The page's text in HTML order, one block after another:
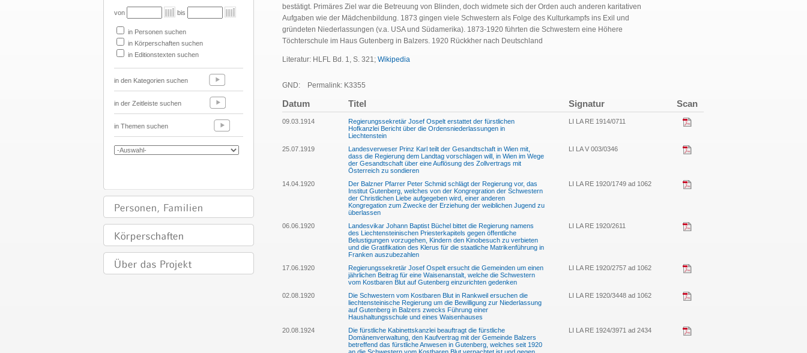
von bis
in Personen suchen
in Körperschaften suchen
in Editionstexten suchen
in den Kategorien suchen
in der Zeitleiste suchen
in Themen suchen
bestätigt. Primäres Ziel war die Betreuung von Blinden, doch widmete sich der Orden auch anderen karitativen
Aufgaben wie der Mädchenbildung. 1873 gingen viele Schwestern als Folge des Kulturkampfs ins Exil und
gründeten Niederlassungen (v.a. USA und Südamerika). 1873-1920 führten die Schwestern eine Höhere
Töchterschule im Haus Gutenberg in Balzers. 1920 Rückkher nach Deutschland
Literatur: HLFL Bd. 1, S. 321; Wikipedia
GND: Permalink: K3355
Datum Titel Signatur Scan
09.03.1914
Regierungssekretär Josef Ospelt erstattet der fürstlichen
Hofkanzlei Bericht über die Ordensniederlassungen in
Liechtenstein
LI LA RE 1914/0711
25.07.1919
Landesverweser Prinz Karl teilt der Gesandtschaft in Wien mit,
dass die Regierung dem Landtag vorschlagen will, in Wien im Wege
der Gesandtschaft über eine Auflösung des Zollvertrags mit
Österreich zu sondieren
LI LA V 003/0346
14.04.1920
Der Balzner Pfarrer Peter Schmid schlägt der Regierung vor, das
Institut Gutenberg, welches von der Kongregration der Schwestern
der Christlichen Liebe aufgegeben wird, einer anderen
Kongregation zum Zwecke der Erziehung der weiblichen Jugend zu
überlassen
LI LA RE 1920/1749 ad 1062
06.06.1920
Landesvikar Johann Baptist Büchel bittet die Regierung namens
des Liechtensteinischen Priesterkapitels gegen öffentliche
Belustigungen vorzugehen, Kindern den Kinobesuch zu verbieten
und die Gratifikation des Klerus für die staatliche Matrikenführung in
Franken auszubezahlen
LI LA RE 1920/2611
17.06.1920
Regierungssekretär Josef Ospelt ersucht die Gemeinden um einen
jährlichen Beitrag für eine Waisenanstalt, welche die Schwestern
vom Kostbaren Blut auf Gutenberg einzurichten gedenken
LI LA RE 1920/2757 ad 1062
02.08.1920
Die Schwestern vom Kostbaren Blut in Rankweil ersuchen die
liechtensteinische Regierung um die Bewilligung zur Niederlassung
auf Gutenberg in Balzers zwecks Führung einer
Haushaltungsschule und eines Waisenhauses
LI LA RE 1920/3448 ad 1062
20.08.1924
Die fürstliche Kabinettskanzlei beauftragt die fürstliche
Domänenverwaltung, den Kaufvertrag mit der Gemeinde Balzers
betreffend das fürstliche Anwesen in Gutenberg, welches seit 1920
LI LA RE 1924/3971 ad 2434